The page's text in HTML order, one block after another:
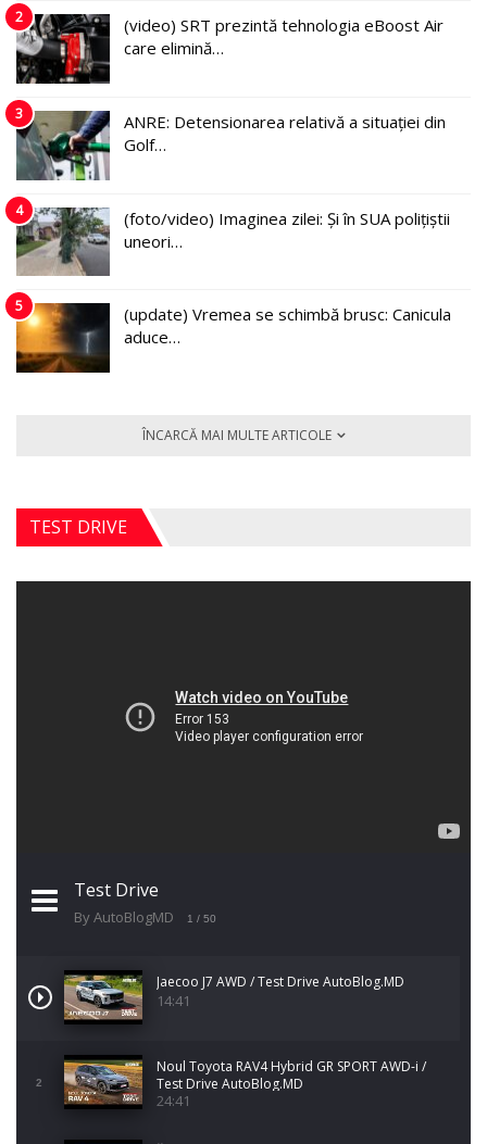
2
(video) SRT prezintă tehnologia eBoost Air
care elimină…
3
ANRE: Detensionarea relativă a situației din
Golf…
4
(foto/video) Imaginea zilei: Și în SUA polițiștii
uneori…
5
(update) Vremea se schimbă brusc: Canicula
aduce…
ÎNCARCĂ MAI MULTE ARTICOLE
TEST DRIVE
Test Drive
By AutoBlogMD 1 / 50
Jaecoo J7 AWD / Test Drive AutoBlog.MD
14:41
2
Noul Toyota RAV4 Hybrid GR SPORT AWD-i /
Test Drive AutoBlog.MD
24:41